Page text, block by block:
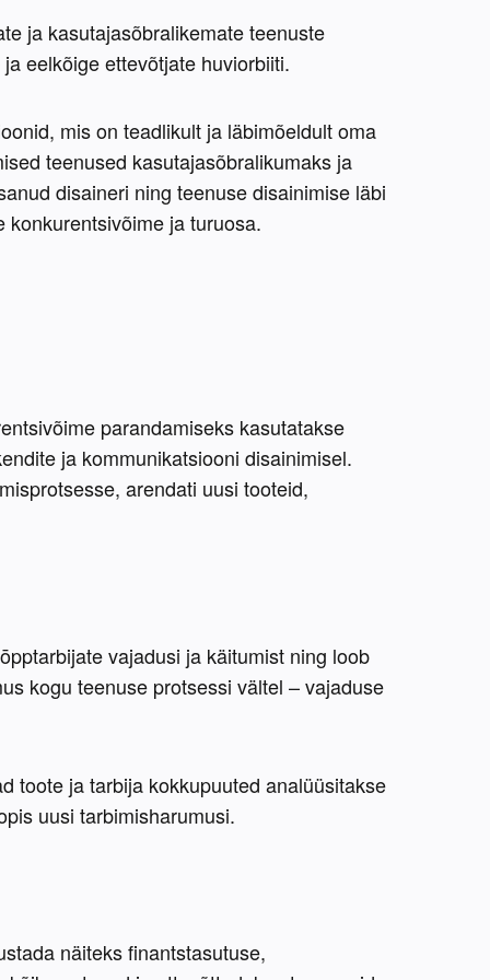
ja kasutajasõbralikemate teenuste
eelkõige ettevõtjate huviorbiiti.
mis on teadlikult ja läbimõeldult oma
teenused kasutajasõbralikumaks ja
disaineri ning teenuse disainimise läbi
ja turuosa.
parandamiseks kasutatakse
ja kommunikatsiooni disainimisel.
arendati uusi tooteid,
vajadusi ja käitumist ning loob
kogu teenuse protsessi vältel – vajaduse
toote ja tarbija kokkupuuted analüüsitakse
uusi tarbimisharumusi.
näiteks finantstasutuse,